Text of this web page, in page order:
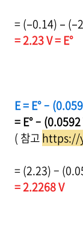
= (–0.14) –
= 2.23 V = E°
E = E° –
= E° –
( 참고https://
= (2.23) –
= 2.2268 V